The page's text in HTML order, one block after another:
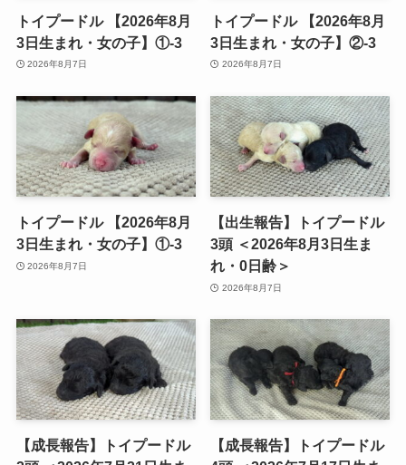
トイプードル 【2026年8月
3日生まれ・女の子】①-3
2026年8月7日
トイプードル 【2026年8月
3日生まれ・女の子】②-3
2026年8月7日
トイプードル 【2026年8月
3日生まれ・女の子】①-3
2026年8月7日
【出生報告】トイプードル
3頭 ＜2026年8月3日生ま
れ・0日齢＞
2026年8月7日
【成長報告】トイプードル
【成長報告】トイプードル